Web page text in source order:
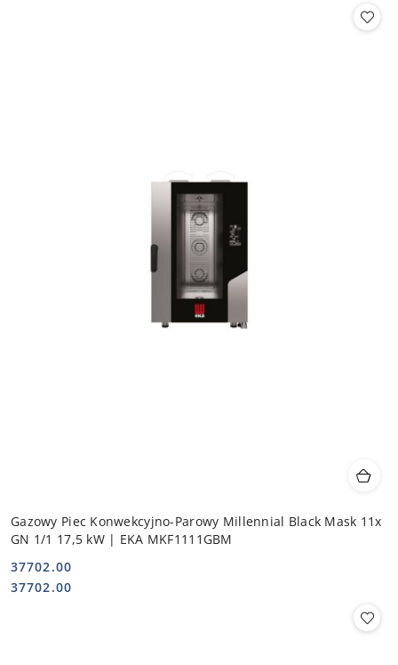
Gazowy Piec Konwekcyjno-Parowy Millennial Black Mask 11x
GN 1/1 17,5 kW | EKA MKF1111GBM
Cena:
37702.00
Cena:
37702.00